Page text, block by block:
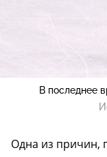
В последнее
Одна из причин,